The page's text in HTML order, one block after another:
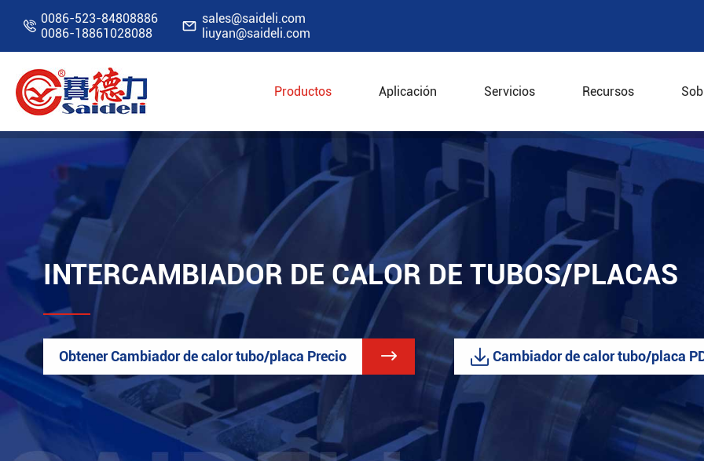
 0086-523-84808886
0086-18861028088
 sales@saideli.com
liuyan@saideli.com
Productos Aplicación Servicios Recursos
Inicio Productos
INTERCAMBIADOR DE CALOR DE TUBOS/PLACAS
Obtener Cambiador de calor tubo/placa Precio   Cambiador de calor tubo/placa